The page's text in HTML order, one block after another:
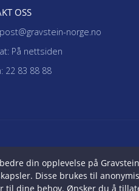
din opplevelse på
Disse brukes til
til dine behov. Ønsker du å
OSS
norge.no
På nettsiden
22 83 88 88